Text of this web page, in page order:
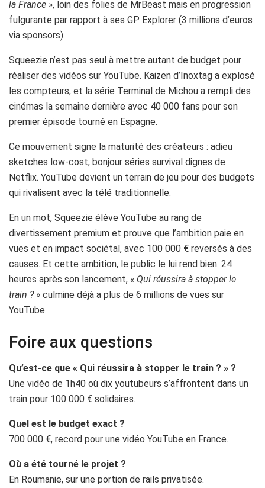
la France », loin des folies de MrBeast mais en progression
fulgurante par rapport à ses GP Explorer (3 millions d’euros
via sponsors).
Squeezie n’est pas seul à mettre autant de budget pour
réaliser des vidéos sur YouTube. Kaizen d’Inoxtag a explosé
les compteurs, et la série Terminal de Michou a rempli des
cinémas la semaine dernière avec 40 000 fans pour son
premier épisode tourné en Espagne.
Ce mouvement signe la maturité des créateurs : adieu
sketches low-cost, bonjour séries survival dignes de
Netflix. YouTube devient un terrain de jeu pour des budgets
qui rivalisent avec la télé traditionnelle.
En un mot, Squeezie élève YouTube au rang de
divertissement premium et prouve que l’ambition paie en
vues et en impact sociétal, avec 100 000 € reversés à des
causes. Et cette ambition, le public le lui rend bien. 24
heures après son lancement, « Qui réussira à stopper le
train ? » culmine déjà a plus de 6 millions de vues sur
YouTube.
Foire aux questions
Qu’est-ce que « Qui réussira à stopper le train ? » ?
Une vidéo de 1h40 où dix youtubeurs s’affrontent dans un
train pour 100 000 € solidaires.
Quel est le budget exact ?
700 000 €, record pour une vidéo YouTube en France.
Où a été tourné le projet ?
En Roumanie, sur une portion de rails privatisée.